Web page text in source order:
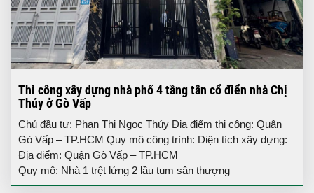
Thi công xây dựng nhà phố 4 tầng tân cổ điển nhà Chị
Thúy ở Gò Vấp
Chủ đầu tư: Phan Thị Ngọc Thúy Địa điểm thi công: Quận
Gò Vấp – TP.HCM Quy mô công trình: Diện tích xây dựng:
Địa điểm: Quận Gò Vấp – TP.HCM
Quy mô: Nhà 1 trệt lửng 2 lầu tum sân thượng